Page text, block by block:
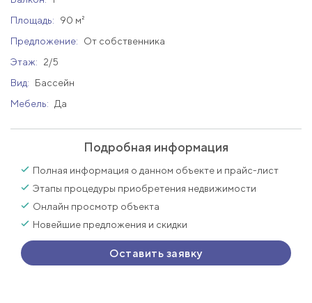
Площадь:
90 м²
Предложение:
От собственника
Этаж:
2/5
Вид:
Бассейн
Мебель:
Да
Подробная информация
Полная информация о данном объекте и прайс-лист
Этапы процедуры приобретения недвижимости
Онлайн просмотр объекта
Новейшие предложения и скидки
Оставить заявку